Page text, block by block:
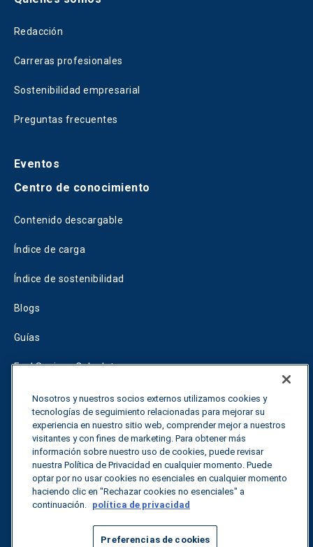
Redacción
Carreras profesionales
Sostenibilidad empresarial
Preguntas frecuentes
Eventos
Centro de conocimiento
Contenido descargable
Índice de carga
Índice de sostenibilidad
Blogs
Guías
Fuel Savings Calculator
Calculadora de optimización del transporte
Tariff Tracker
Póngase en contacto con nosotros
Todos los derechos reservados. Política de privacidad
Nosotros y nuestros socios externos utilizamos cookies y
tecnologías de seguimiento relacionadas para mejorar su
experiencia en nuestro sitio web, comprender mejor a nuestros
visitantes y con fines de marketing. Para obtener más
información sobre nuestro uso de cookies, puede revisar
nuestra Política de Privacidad en cualquier momento. Puede
optar por no usar cookies no esenciales en cualquier momento
haciendo clic en "Rechazar cookies no esenciales" a
continuación. política de privacidad
Preferencias de cookies